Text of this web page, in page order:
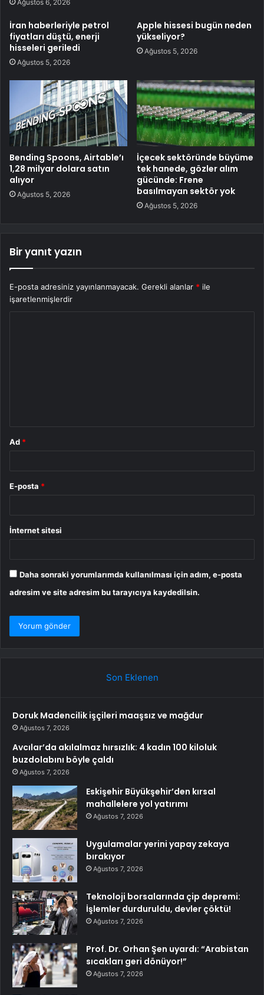
Ağustos 6, 2026
İran haberleriyle petrol
fiyatları düştü, enerji
hisseleri geriledi
Ağustos 5, 2026
Apple hissesi bugün neden
yükseliyor?
Ağustos 5, 2026
Bending Spoons, Airtable’ı
1,28 milyar dolara satın
alıyor
Ağustos 5, 2026
İçecek sektöründe büyüme
tek hanede, gözler alım
gücünde: Frene
basılmayan sektör yok
Ağustos 5, 2026
Bir yanıt yazın
E-posta adresiniz yayınlanmayacak. Gerekli alanlar * ile
işaretlenmişlerdir
Ad *
E-posta *
İnternet sitesi
Daha sonraki yorumlarımda kullanılması için adım, e-posta
adresim ve site adresim bu tarayıcıya kaydedilsin.
Son Eklenen
Doruk Madencilik işçileri maaşsız ve mağdur
Ağustos 7, 2026
Avcılar’da akılalmaz hırsızlık: 4 kadın 100 kiloluk
buzdolabını böyle çaldı
Ağustos 7, 2026
Eskişehir Büyükşehir’den kırsal
mahallelere yol yatırımı
Ağustos 7, 2026
Uygulamalar yerini yapay zekaya
bırakıyor
Ağustos 7, 2026
Teknoloji borsalarında çip depremi:
İşlemler durduruldu, devler çöktü!
Ağustos 7, 2026
Prof. Dr. Orhan Şen uyardı: “Arabistan
sıcakları geri dönüyor!”
Ağustos 7, 2026